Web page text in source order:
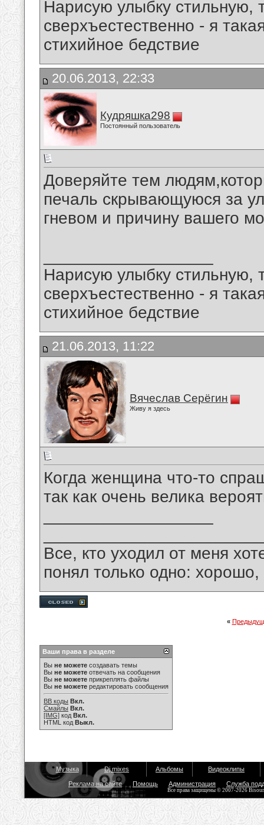
Нарисую улыбку стильную,
сверхъестественно - я
стихийное бедствие
20.06.2013, 22:33
Кудряшка298
Постоянный пользователь
Доверяйте тем
печаль скрывающуюся за
гневом и причину вашего
Нарисую улыбку стильную,
сверхъестественно - я
стихийное бедствие
21.06.2013, 11:22
Вячеслав Серёгин
Живу я здесь
Когда женщина что-тo
так как очень велика
Все, кто уходил от меня
понял только одно:
«
Ваши права в разделе
Вы не можете создавать темы
Вы не можете отвечать на сообщения
Вы не можете прикреплять файлы
Вы не можете редактировать сообщения
BB коды Вкл.
Смайлы Вкл.
[IMG] код Вкл.
HTML код Выкл.
Музыка Dj mixes Альбомы Видеоклипы
Реклама на сайте Помощь Администрация Служба
Все права защищены © 2007-2026